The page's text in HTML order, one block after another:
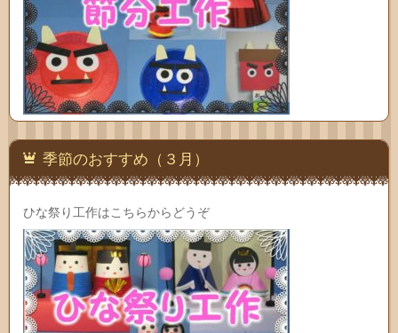
季節のおすすめ（３月）
ひな祭り工作はこちらからどうぞ